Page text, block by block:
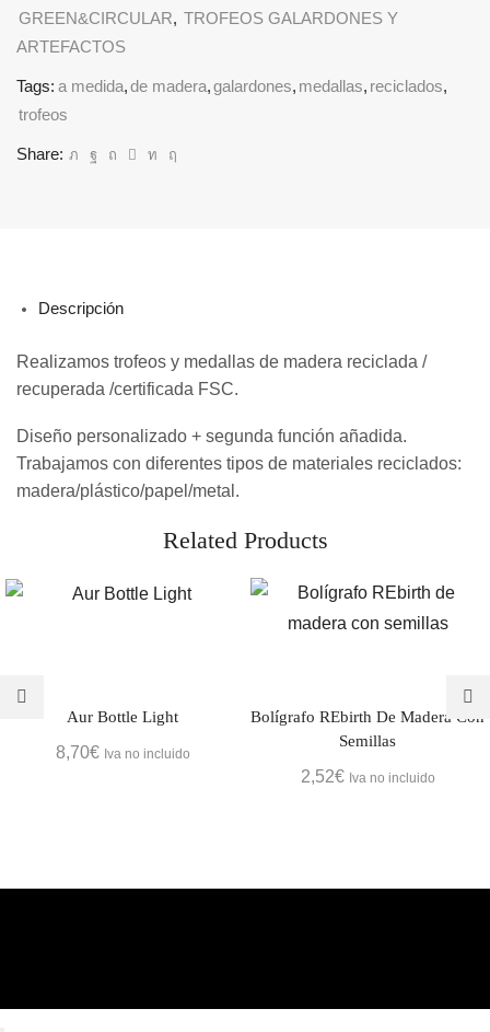
GREEN&CIRCULAR, TROFEOS GALARDONES Y
ARTEFACTOS
Tags: a medida,de madera,galardones, medallas, reciclados,
trofeos
Share:
Descripción
Realizamos trofeos y medallas de madera reciclada /
recuperada /certificada FSC.
Diseño personalizado + segunda función añadida.
Trabajamos con diferentes tipos de materiales reciclados:
madera/plástico/papel/metal.
Related Products
Aur Bottle Light
8,70€ Iva no incluido
Bolígrafo REbirth De Madera Con
Semillas
2,52€ Iva no incluido